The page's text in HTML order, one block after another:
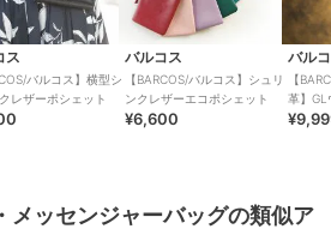
ス
バルコス】横型シ
レザーポシェット
バルコス
【BARCOS/バルコス】シュリ
ンクレザーエコポシェット
¥6,600
バル
【
革】GL
ザーコ
メッセンジャーバッグの類似ア